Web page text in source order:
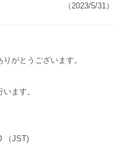
（2023/5/31）
がとうございます。
ます。
（JST)